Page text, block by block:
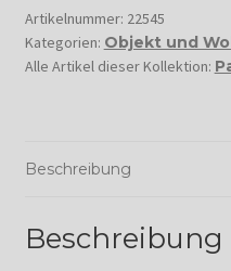
Artikelnummer: 22545
Kategorien: Objekt und
Alle Artikel dieser Kollektion:
Beschreibung
Beschreibung